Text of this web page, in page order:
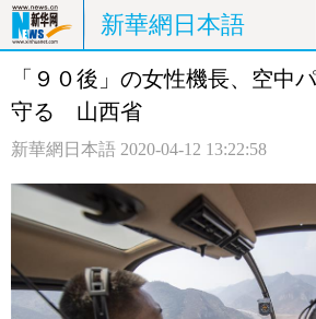
新華網日本語
ホームページ 政治
評論
中日対訳
「９０後」の女性機長、空中
守る 山西省
新華網日本語 2020-04-12 13:22:58